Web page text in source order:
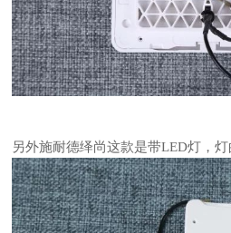
另外施耐德绎尚这款是带LED灯，